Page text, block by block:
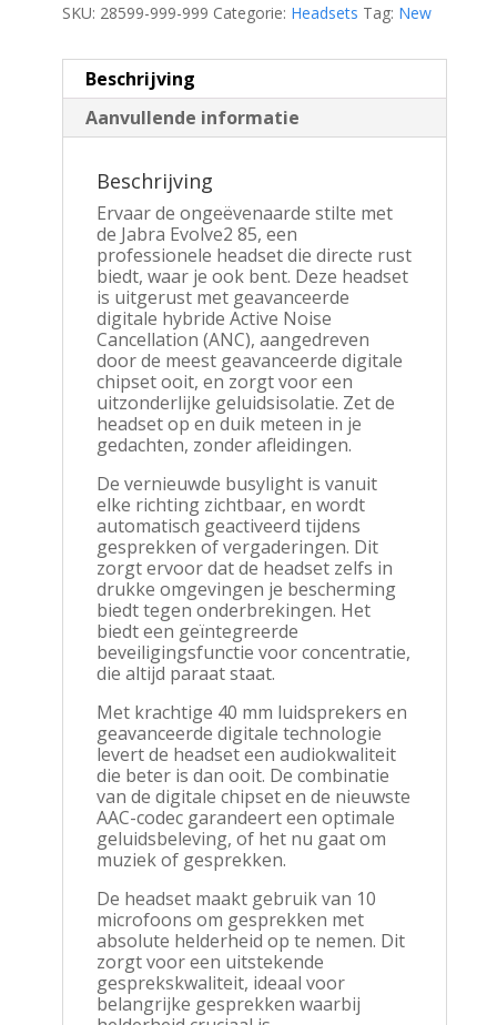
SKU: 28599-999-999 Categorie: Headsets Tag: New
Beschrijving
Aanvullende informatie
Beschrijving
Ervaar de ongeëvenaarde stilte met
de Jabra Evolve2 85, een
professionele headset die directe rust
biedt, waar je ook bent. Deze headset
is uitgerust met geavanceerde
digitale hybride Active Noise
Cancellation (ANC), aangedreven
door de meest geavanceerde digitale
chipset ooit, en zorgt voor een
uitzonderlijke geluidsisolatie. Zet de
headset op en duik meteen in je
gedachten, zonder afleidingen.
De vernieuwde busylight is vanuit
elke richting zichtbaar, en wordt
automatisch geactiveerd tijdens
gesprekken of vergaderingen. Dit
zorgt ervoor dat de headset zelfs in
drukke omgevingen je bescherming
biedt tegen onderbrekingen. Het
biedt een geïntegreerde
beveiligingsfunctie voor concentratie,
die altijd paraat staat.
Met krachtige 40 mm luidsprekers en
geavanceerde digitale technologie
levert de headset een audiokwaliteit
die beter is dan ooit. De combinatie
van de digitale chipset en de nieuwste
AAC-codec garandeert een optimale
geluidsbeleving, of het nu gaat om
muziek of gesprekken.
De headset maakt gebruik van 10
microfoons om gesprekken met
absolute helderheid op te nemen. Dit
zorgt voor een uitstekende
gesprekskwaliteit, ideaal voor
belangrijke gesprekken waarbij